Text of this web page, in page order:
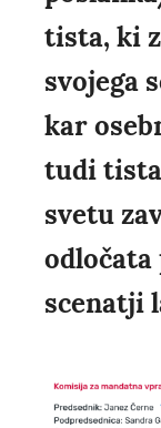
tista, ki
svojega
kar
tudi
svetu
odločata
scenatji